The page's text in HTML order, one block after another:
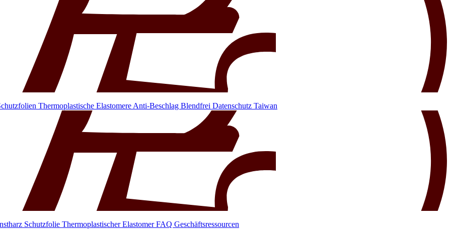
Thermoplastische Elastomere Anti-Beschlag Blendfrei Datenschutz Taiwan
Schutzfolie Thermoplastischer ElastomerFAQ Geschäftsressourcen